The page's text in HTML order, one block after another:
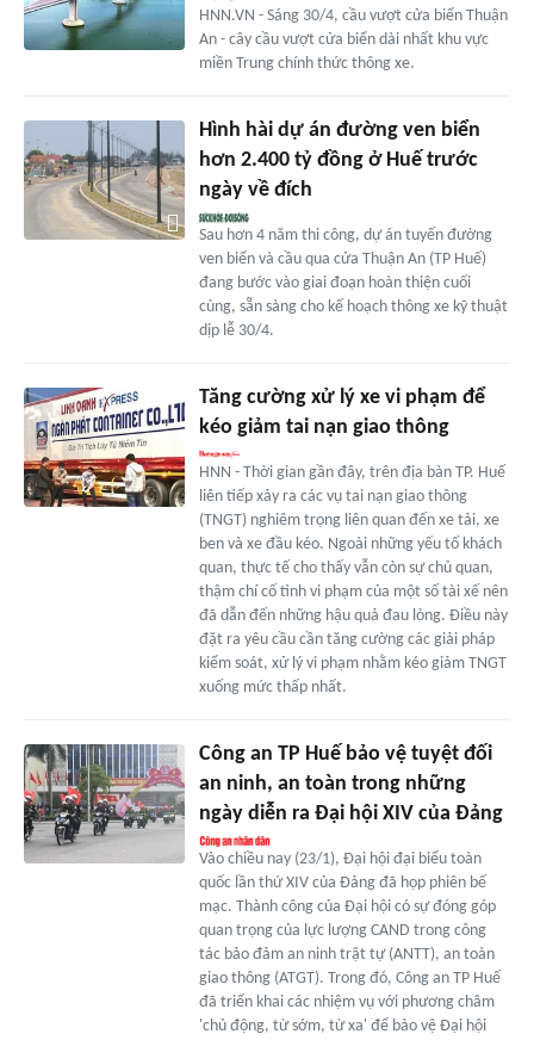
HNN.VN - Sáng 30/4, cầu vượt cửa biển Thuận
An - cây cầu vượt cửa biển dài nhất khu vực
miền Trung chính thức thông xe.
Hình hài dự án đường ven biển
hơn 2.400 tỷ đồng ở Huế trước
ngày về đích
Sau hơn 4 năm thi công, dự án tuyến đường
ven biển và cầu qua cửa Thuận An (TP Huế)
đang bước vào giai đoạn hoàn thiện cuối
cùng, sẵn sàng cho kế hoạch thông xe kỹ thuật
dịp lễ 30/4.
Tăng cường xử lý xe vi phạm để
kéo giảm tai nạn giao thông
HNN - Thời gian gần đây, trên địa bàn TP. Huế
liên tiếp xảy ra các vụ tai nạn giao thông
(TNGT) nghiêm trọng liên quan đến xe tải, xe
ben và xe đầu kéo. Ngoài những yếu tố khách
quan, thực tế cho thấy vẫn còn sự chủ quan,
thậm chí cố tình vi phạm của một số tài xế nên
đã dẫn đến những hậu quả đau lòng. Điều này
đặt ra yêu cầu cần tăng cường các giải pháp
kiểm soát, xử lý vi phạm nhằm kéo giảm TNGT
xuống mức thấp nhất.
Công an TP Huế bảo vệ tuyệt đối
an ninh, an toàn trong những
ngày diễn ra Đại hội XIV của Đảng
Vào chiều nay (23/1), Đại hội đại biểu toàn
quốc lần thứ XIV của Đảng đã họp phiên bế
mạc. Thành công của Đại hội có sự đóng góp
quan trọng của lực lượng CAND trong công
tác bảo đảm an ninh trật tự (ANTT), an toàn
giao thông (ATGT). Trong đó, Công an TP Huế
đã triển khai các nhiệm vụ với phương châm
'chủ động, từ sớm, từ xa' để bảo vệ Đại hội